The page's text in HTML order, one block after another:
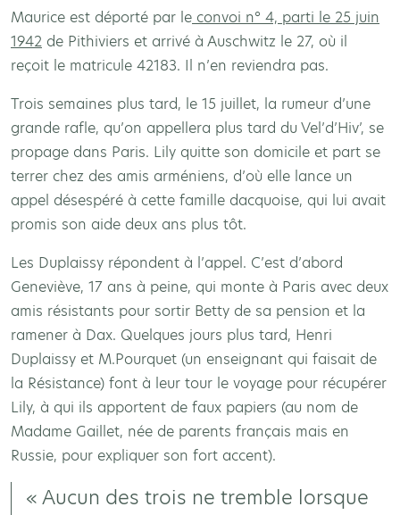
Maurice est déporté par le convoi n° 4, parti le 25 juin
1942 de Pithiviers et arrivé à Auschwitz le 27, où il
reçoit le matricule 42183. Il n’en reviendra pas.
Trois semaines plus tard, le 15 juillet, la rumeur d’une
grande rafle, qu’on appellera plus tard du Vel’d’Hiv’, se
propage dans Paris. Lily quitte son domicile et part se
terrer chez des amis arméniens, d’où elle lance un
appel désespéré à cette famille dacquoise, qui lui avait
promis son aide deux ans plus tôt.
Les Duplaissy répondent à l’appel. C’est d’abord
Geneviève, 17 ans à peine, qui monte à Paris avec deux
amis résistants pour sortir Betty de sa pension et la
ramener à Dax. Quelques jours plus tard, Henri
Duplaissy et M.Pourquet (un enseignant qui faisait de
la Résistance) font à leur tour le voyage pour récupérer
Lily, à qui ils apportent de faux papiers (au nom de
Madame Gaillet, née de parents français mais en
Russie, pour expliquer son fort accent).
« Aucun des trois ne tremble lorsque